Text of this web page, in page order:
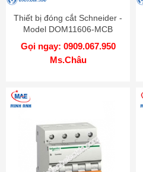
Thiết bị đóng cắt Schneider -
Model DOM11606-MCB
Gọi ngay: 0909.067.950
Ms.Châu